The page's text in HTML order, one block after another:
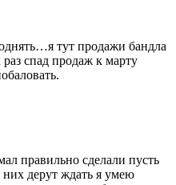
тут продажи бандла
спад продаж к марту
правильно сделали пусть
дерут ждать я умею